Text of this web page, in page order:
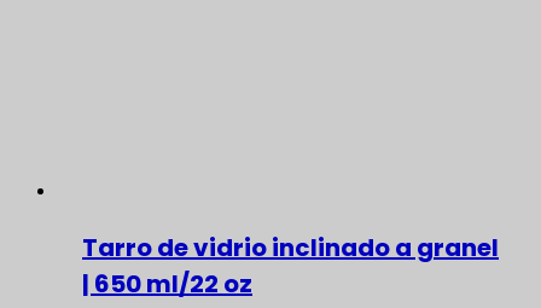
Tarro de vidrio inclinado a granel
| 650 ml/22 oz